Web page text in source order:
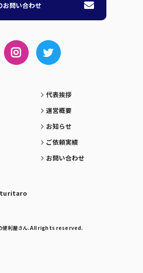
お問い合わせ
代表挨拶
運営概要
お知らせ
ご依頼実績
お問い合わせ
便利屋さん. All rights reserved.